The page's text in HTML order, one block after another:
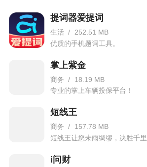
提词器爱提词
生活 /
252.51 MB
优质的手机题词工具。
掌上紫金
商务 /
18.19 MB
专业的掌上车辆投保平台！
短线王
商务 /
157.78 MB
短线王让您未雨绸缪，决胜千里
i问财